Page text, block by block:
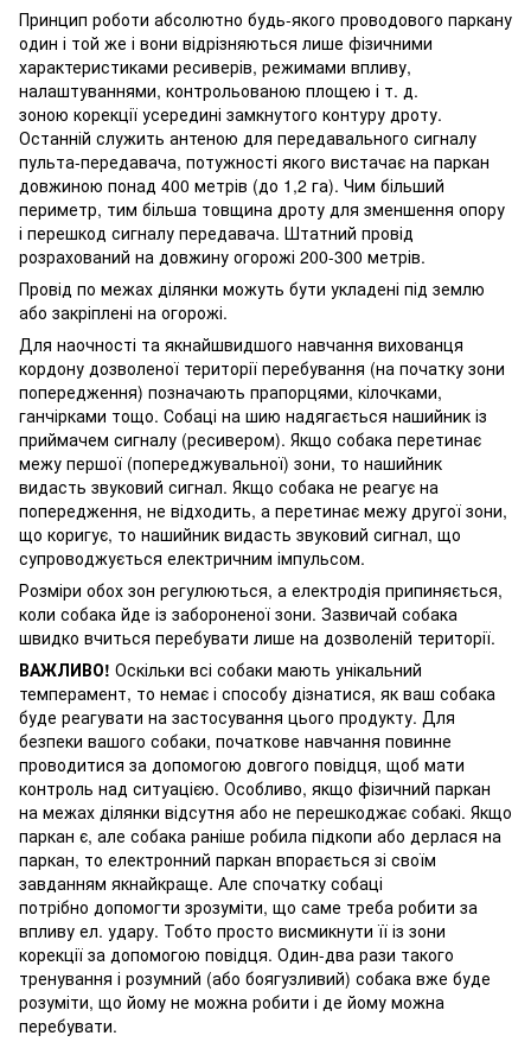
Принцип роботи абсолютно будь-якого проводового паркану
один і той же і вони відрізняються лише фізичними
характеристиками ресиверів, режимами впливу,
налаштуваннями, контрольованою площею і т. д.
зоною корекції усередині замкнутого контуру дроту.
Останній служить антеною для передавального сигналу
пульта-передавача, потужності якого вистачає на паркан
довжиною понад 400 метрів (до 1,2 га). Чим більший
периметр, тим більша товщина дроту для зменшення опору
і перешкод сигналу передавача. Штатний провід
розрахований на довжину огорожі 200-300 метрів.
Провід по межах ділянки можуть бути укладені під землю
або закріплені на огорожі.
Для наочності та якнайшвидшого навчання вихованця
кордону дозволеної території перебування (на початку зони
попередження) позначають прапорцями, кілочками,
ганчірками тощо. Собаці на шию надягається нашийник із
приймачем сигналу (ресивером). Якщо собака перетинає
межу першої (попереджувальної) зони, то нашийник
видасть звуковий сигнал. Якщо собака не реагує на
попередження, не відходить, а перетинає межу другої зони,
що коригує, то нашийник видасть звуковий сигнал, що
супроводжується електричним імпульсом.
Розміри обох зон регулюються, а електродія припиняється,
коли собака йде із забороненої зони. Зазвичай собака
швидко вчиться перебувати лише на дозволеній території.
ВАЖЛИВО! Оскільки всі собаки мають унікальний
темперамент, то немає і способу дізнатися, як ваш собака
буде реагувати на застосування цього продукту. Для
безпеки вашого собаки, початкове навчання повинне
проводитися за допомогою довгого повідця, щоб мати
контроль над ситуацією. Особливо, якщо фізичний паркан
на межах ділянки відсутня або не перешкоджає собакі. Якщо
паркан є, але собака раніше робила підкопи або дерлася на
паркан, то електронний паркан впорається зі своїм
завданням якнайкраще. Але спочатку собаці
потрібно допомогти зрозуміти, що саме треба робити за
впливу ел. удару. Тобто просто висмикнути її із зони
корекції за допомогою повідця. Один-два рази такого
тренування і розумний (або боягузливий) собака вже буде
розуміти, що йому не можна робити і де йому можна
перебувати.